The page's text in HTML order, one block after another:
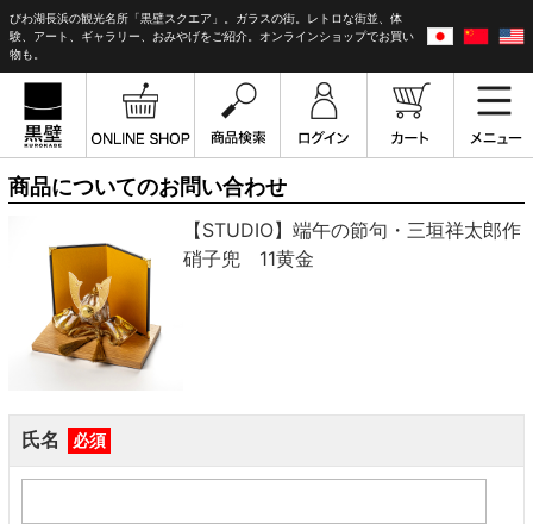
びわ湖長浜の観光名所「黒壁スクエア」。ガラスの街。レトロな街並、体
験、アート、ギャラリー、おみやげをご紹介。オンラインショップでお買い
物も。
商品についてのお問い合わせ
【STUDIO】端午の節句・三垣祥太郎作
硝子兜 11黄金
氏名 必須